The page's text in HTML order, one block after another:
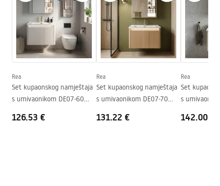
705 mm
Bathroom_sets_manual.pdf
Garantni uslovi
Warranty_Terms_and_Conditions_-_Furniture_-
_24.pdf
Manual
Rea
Set kupaonskog namještaja
s umivaonikom DE07-60
126.53 €
Rea
Set kupaonskog namještaja
s umivaonikom DE07-70
131.22 €
Rea
Set
s
142.00 €